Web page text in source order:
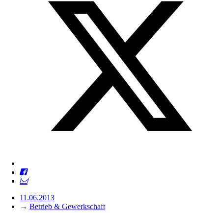
11.06.2013
→ Betrieb & Gewerkschaft